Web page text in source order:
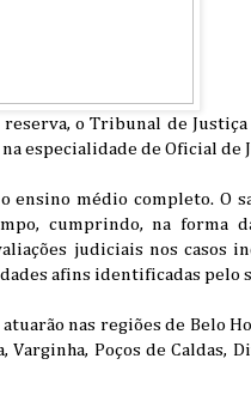
o Tribunal de Justiça
especialidade de Oficial de
ensino médio completo. O
cumprindo, na forma
judiciais nos casos
afins identificadas pelo
nas regiões de Belo
Poços de Caldas,